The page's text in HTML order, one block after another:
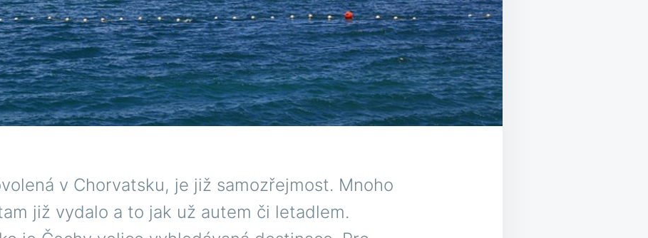
v Chorvatsku, je již samozřejmost. Mnoho
již vydalo a to jak už autem či letadlem.